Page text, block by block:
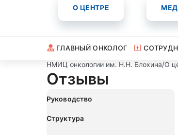
О ЦЕНТРЕ
ГЛАВНЫЙ ОНКОЛОГ
НМИЦ онкологии им. Н.Н. Блохина/О
Отзывы
Руководство
Структура